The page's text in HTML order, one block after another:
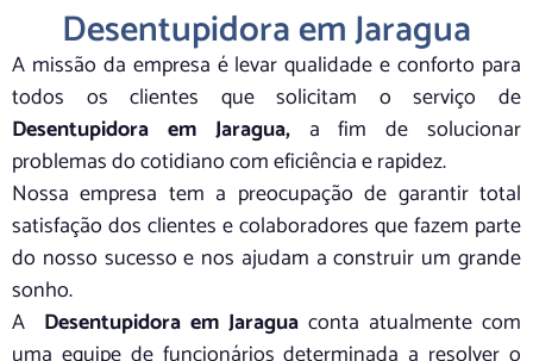
Desentupidora em Jaragua
A missão da empresa é levar qualidade e conforto para
todos os clientes que solicitam o serviço de
Desentupidora em Jaragua,a fim de solucionar
problemas do cotidiano com eficiência e rapidez.
Nossa empresa tem a preocupação de garantir total
satisfação dos clientes e colaboradores que fazem parte
do nosso sucesso e nos ajudam a construir um grande
sonho.
A Desentupidora em Jaragua conta atualmente com